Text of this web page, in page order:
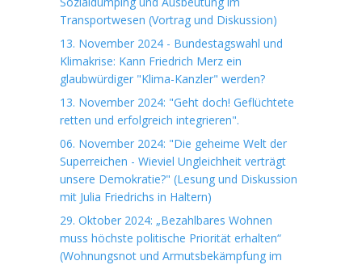
Transportwesen (Vortrag und Diskussion)
13. November 2024 - Bundestagswahl und
Klimakrise: Kann Friedrich Merz ein
glaubwürdiger "Klima-Kanzler" werden?
13. November 2024: "Geht doch! Geflüchtete
retten und erfolgreich integrieren".
06. November 2024: "Die geheime Welt der
Superreichen - Wieviel Ungleichheit verträgt
unsere Demokratie?" (Lesung und Diskussion
mit Julia Friedrichs in Haltern)
29. Oktober 2024: „Bezahlbares Wohnen
muss höchste politische Priorität erhalten“
(Wohnungsnot und Armutsbekämpfung im